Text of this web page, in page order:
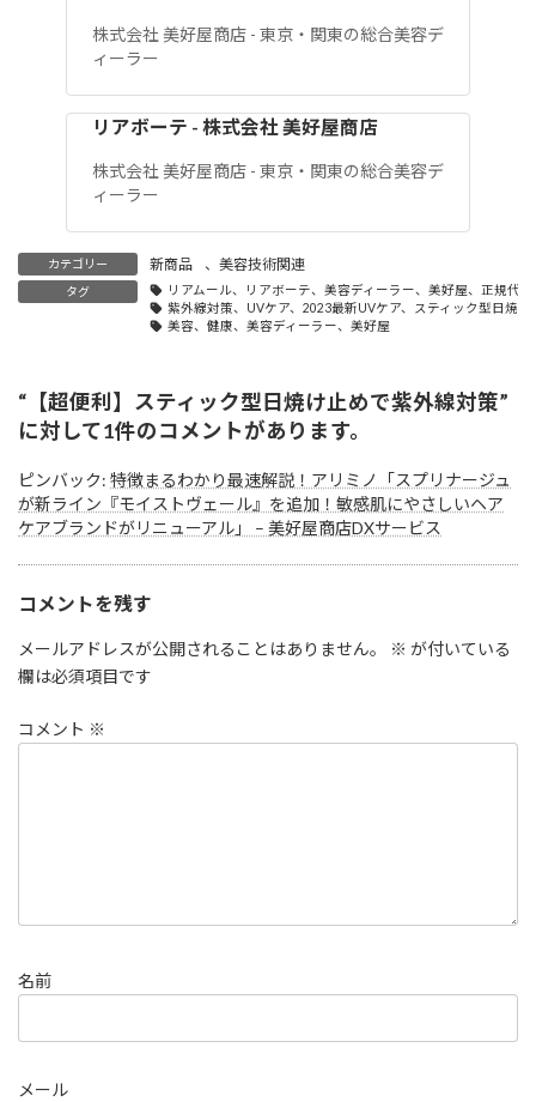
株式会社 美好屋商店 - 東京・関東の総合美容デ
ィーラー
リアボーテ - 株式会社 美好屋商店
株式会社 美好屋商店 - 東京・関東の総合美容デ
ィーラー
カテゴリー 新商品 、 美容技術関連
タグ
リアムール、リアボーテ、美容ディーラー、美好屋、正規代
紫外線対策、UVケア、2023最新UVケア、スティック型日焼け
美容、健康、美容ディーラー、美好屋
“ 【超便利】スティック型日焼け止めで紫外線対策”
に対して1件のコメントがあります。
ピンバック: 特徴まるわかり最速解説！アリミノ「スプリナージュ
が新ライン『モイストヴェール』を追加！敏感肌にやさしいヘア
ケアブランドがリニューアル」 – 美好屋商店DXサービス
コメントを残す
メールアドレスが公開されることはありません。 ※ が付いている
欄は必須項目です
コメント ※
名前
メール